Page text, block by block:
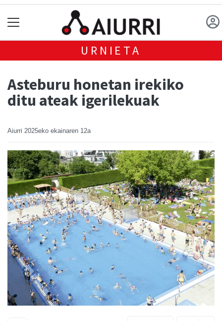
URNIETA
Asteburu honetan irekiko
ditu ateak igerilekuak
Aiurri 2025eko ekainaren 12a